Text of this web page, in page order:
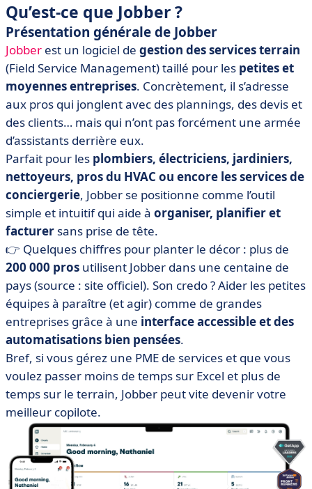
Qu’est-ce que Jobber ?
Présentation générale de Jobber
Jobber est un logiciel de gestion des services terrain
(Field Service Management) taillé pour les petites et
moyennes entreprises. Concrètement, il s’adresse
aux pros qui jonglent avec des plannings, des devis et
des clients… mais qui n’ont pas forcément une armée
d’assistants derrière eux.
Parfait pour les plombiers, électriciens, jardiniers,
nettoyeurs, pros du HVAC ou encore les services de
conciergerie, Jobber se positionne comme l’outil
simple et intuitif qui aide à organiser, planifier et
facturer sans prise de tête.
👉 Quelques chiffres pour planter le décor : plus de
200 000 pros utilisent Jobber dans une centaine de
pays (source : site officiel). Son credo ? Aider les petites
équipes à paraître (et agir) comme de grandes
entreprises grâce à une interface accessible et des
automatisations bien pensées.
Bref, si vous gérez une PME de services et que vous
voulez passer moins de temps sur Excel et plus de
temps sur le terrain, Jobber peut vite devenir votre
meilleur copilote.